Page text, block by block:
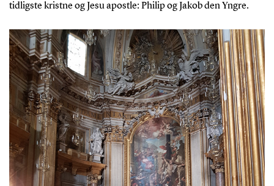
tidligste kristne og Jesu apostle: Philip og Jakob den Yngre.